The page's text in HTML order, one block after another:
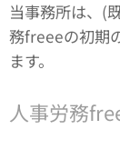
当事務所は、(
務freeeの初期
ます。
人事労務